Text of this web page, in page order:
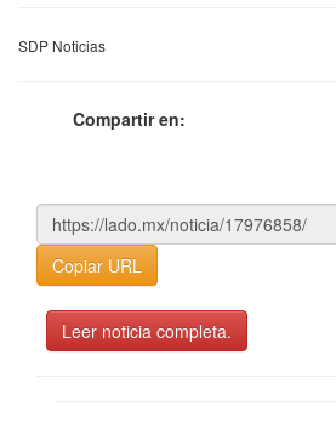
SDP Noticias
Compartir en:
Copiar URL
Leer noticia completa.